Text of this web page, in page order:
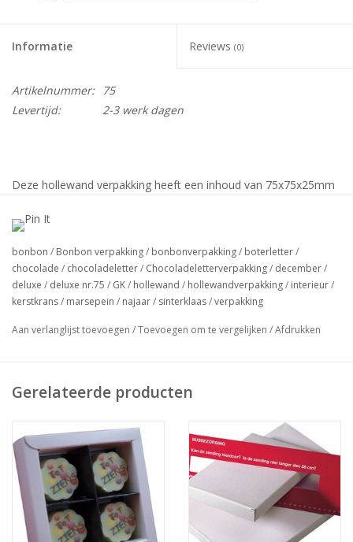
Informatie Reviews (0)
Artikelnummer:
75
Levertijd:
2-3 werk dagen
Deze hollewand verpakking heeft een inhoud van 75x75x25mm
verpakt per: 240stuks (Doos en Deksel apart in omdoos)
Al onze hollewand verpakkingen zijn standaard voedsel veilig
gelamineerd en voorzien van een transparante deksel.
Let op:De kleur van het product op uw scherm kan afwijken
van de daadwerkelijke kleur.
kleuren ? Dat is bij ons geen probleem!
bonbon / Bonbon verpakking/ bonbonverpakking/ boterletter/
chocolade / chocoladeletter/ Chocoladeletterverpakking/ december/
deluxe / deluxe nr.75 / GK/ hollewand / hollewandverpakking/ interieur/
kerstkrans/ marsepein / najaar/ sinterklaas/verpakking
Aan verlanglijst toevoegen /Toevoegen om te vergelijken /Afdrukken
Gerelateerde producten